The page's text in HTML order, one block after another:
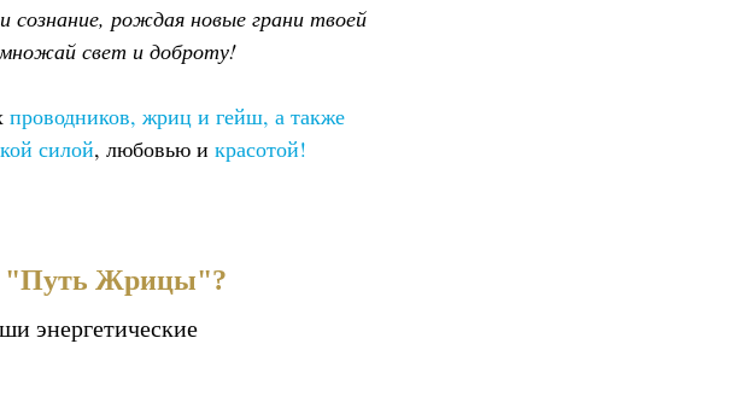
сознание, рождая новые грани твоей
свет и доброту!
проводников, жриц и гейш, а также
силой, любовью и красотой!
"Путь Жрицы"?
энергетические